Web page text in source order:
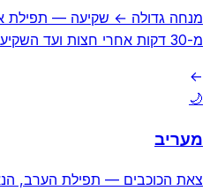
מנחה גדולה ← שקיעה — תפילת
מ-30 דקות אחרי חצות ועד השקיעה.
→
🌙
מעריב
צאת הכוכבים — תפילת הערב,